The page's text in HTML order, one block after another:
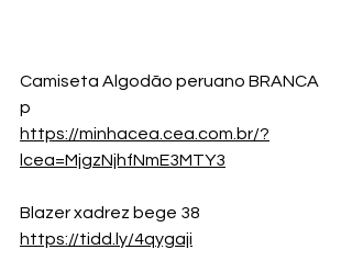
Camiseta Algodão peruano BRANCA
p
https://minhacea.cea.com.br/?
lcea=MjgzNjhfNmE3MTY3
Blazer xadrez bege 38
https://tidd.ly/4qygaji